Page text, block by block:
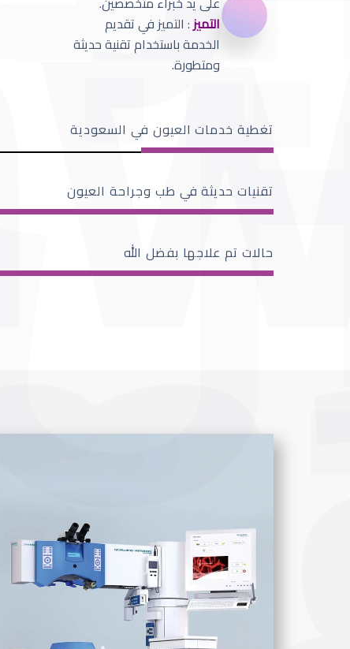
التميز: التميز في تقديم
الخدمة باستخدام تقنية حديثة
ومتطورة.
تغطية خدمات العيون في السعودية
تقنيات حديثة في طب وجراحة العيون
حالات تم علاجها بفضل الله